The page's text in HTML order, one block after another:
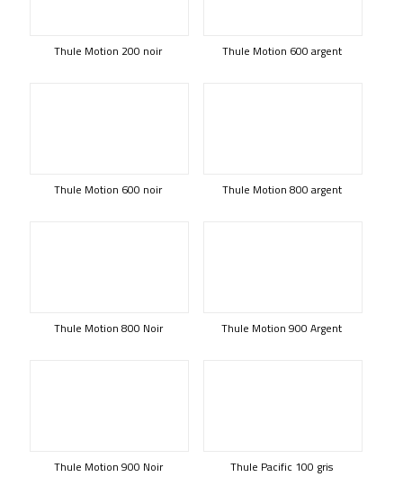
Thule Motion 200 noir Thule Motion 600 argent
Thule Motion 600 noir Thule Motion 800 argent
Thule Motion 800 Noir Thule Motion 900 Argent
Thule Motion 900 Noir Thule Pacific 100 gris